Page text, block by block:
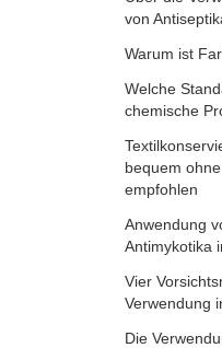
von
Warum ist
Welche
chemische
bequem
empfohlen
Anwendung
Antimykotika
Vier
Verwendung
Die